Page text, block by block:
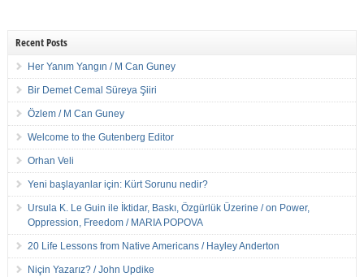
Recent Posts
Her Yanım Yangın / M Can Guney
Bir Demet Cemal Süreya Şiiri
Özlem / M Can Guney
Welcome to the Gutenberg Editor
Orhan Veli
Yeni başlayanlar için: Kürt Sorunu nedir?
Ursula K. Le Guin ile İktidar, Baskı, Özgürlük Üzerine / on Power,
Oppression, Freedom / MARIA POPOVA
20 Life Lessons from Native Americans / Hayley Anderton
Niçin Yazarız? / John Updike